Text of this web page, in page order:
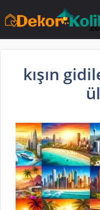
atla
kışın